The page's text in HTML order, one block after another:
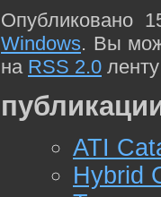
Опубликовано
Windows. Вы
на RSS 2.0
ATI
Hybrid